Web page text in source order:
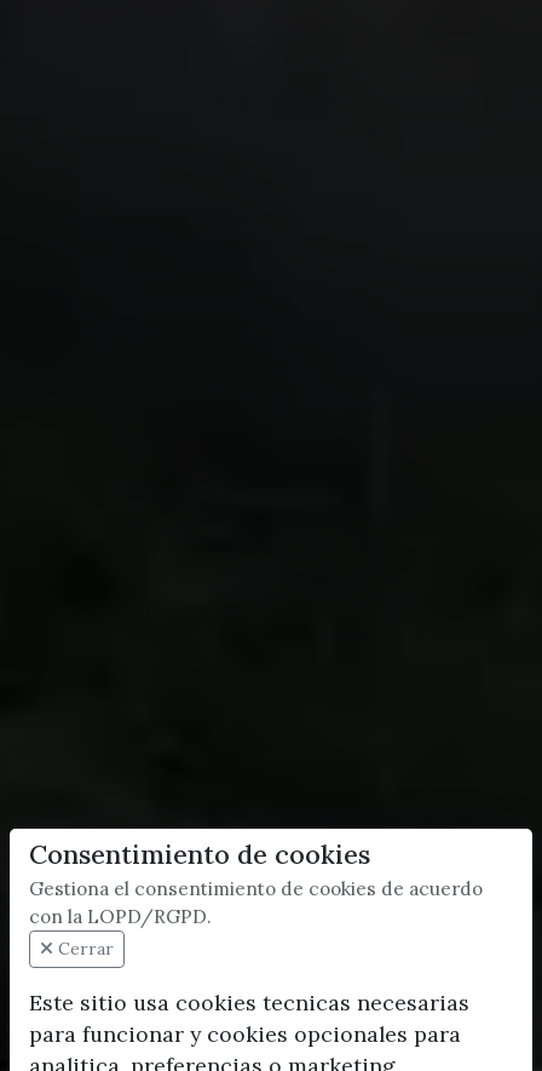
Consentimiento de cookies
Gestiona el consentimiento de cookies de acuerdo
con la LOPD/RGPD.
Cerrar
Este sitio usa cookies tecnicas necesarias
para funcionar y cookies opcionales para